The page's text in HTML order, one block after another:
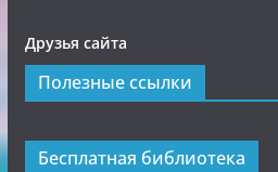
Друзья сайта
Полезные ссылки
Бесплатная библиотека